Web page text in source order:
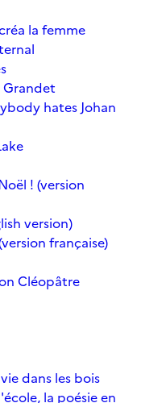
la femme
Grandet
hates Johan
! (version
version)
française)
Cléopâtre
dans les bois
la poésie en